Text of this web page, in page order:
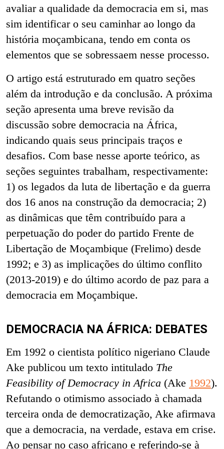
avaliar a qualidade da democracia em si, mas
sim identificar o seu caminhar ao longo da
história moçambicana, tendo em conta os
elementos que se sobressaem nesse processo.
O artigo está estruturado em quatro seções
além da introdução e da conclusão. A próxima
seção apresenta uma breve revisão da
discussão sobre democracia na África,
indicando quais seus principais traços e
desafios. Com base nesse aporte teórico, as
seções seguintes trabalham, respectivamente:
1) os legados da luta de libertação e da guerra
dos 16 anos na construção da democracia; 2)
as dinâmicas que têm contribuído para a
perpetuação do poder do partido Frente de
Libertação de Moçambique (Frelimo) desde
1992; e 3) as implicações do último conflito
(2013-2019) e do último acordo de paz para a
democracia em Moçambique.
DEMOCRACIA NA ÁFRICA: DEBATES
Em 1992 o cientista político nigeriano Claude
Ake publicou um texto intitulado The
Feasibility of Democracy in Africa (Ake 1992).
Refutando o otimismo associado à chamada
terceira onda de democratização, Ake afirmava
que a democracia, na verdade, estava em crise.
Ao pensar no caso africano e referindo-se à